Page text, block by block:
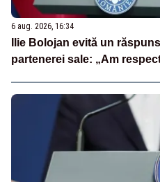
6 aug. 2026, 16:34
Ilie Bolojan evită un
partenerei sale: „Am